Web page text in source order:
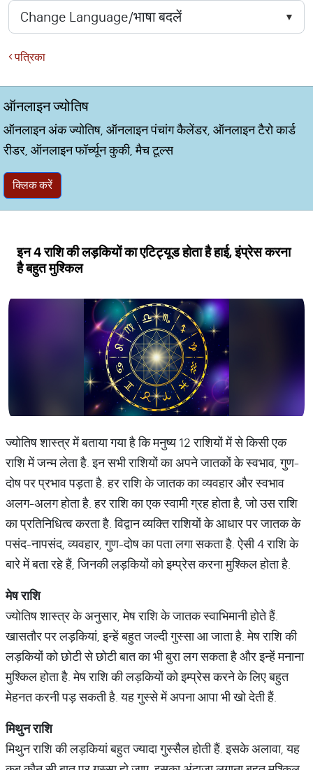
पत्रिका
ऑनलाइन ज्योतिष
ऑनलाइन अंक ज्योतिष, ऑनलाइन पंचांग कैलेंडर, ऑनलाइन टैरो कार्ड
रीडर, ऑनलाइन फॉर्च्यून कुकी, मैच टूल्स
क्लिक करें
इन 4 राशि की लड़कियों का एटिट्यूड होता है हाई, इंप्रेस करना
है बहुत मुश्किल
ज्योतिष शास्त्र में बताया गया है कि मनुष्य 12 राशियों में से किसी एक
राशि में जन्म लेता है. इन सभी राशियों का अपने जातकों के स्वभाव, गुण-
दोष पर प्रभाव पड़ता है. हर राशि के जातक का व्यवहार और स्वभाव
अलग-अलग होता है. हर राशि का एक स्वामी ग्रह होता है, जो उस राशि
का प्रतिनिधित्व करता है. विद्वान व्यक्ति राशियों के आधार पर जातक के
पसंद-नापसंद, व्यवहार, गुण-दोष का पता लगा सकता है. ऐसी 4 राशि के
बारे में बता रहे हैं, जिनकी लड़कियों को इम्प्रेस करना मुश्किल होता है.
मेष राशि
ज्योतिष शास्त्र के अनुसार, मेष राशि के जातक स्वाभिमानी होते हैं.
खासतौर पर लड़कियां, इन्हें बहुत जल्दी गुस्सा आ जाता है. मेष राशि की
लड़कियों को छोटी से छोटी बात का भी बुरा लग सकता है और इन्हें मनाना
मुश्किल होता है. मेष राशि की लड़कियों को इम्प्रेस करने के लिए बहुत
मेहनत करनी पड़ सकती है. यह गुस्से में अपना आपा भी खो देती हैं.
मिथुन राशि
मिथुन राशि की लड़कियां बहुत ज्यादा गुस्सैल होती हैं. इसके अलावा, यह